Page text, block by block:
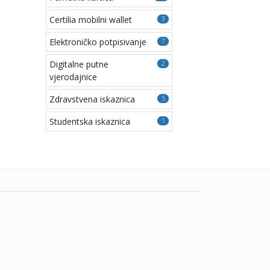
3
Certilia mobilni wallet
7
Elektroničko potpisivanje
2
Digitalne putne
vjerodajnice
5
Zdravstvena iskaznica
1
Studentska iskaznica